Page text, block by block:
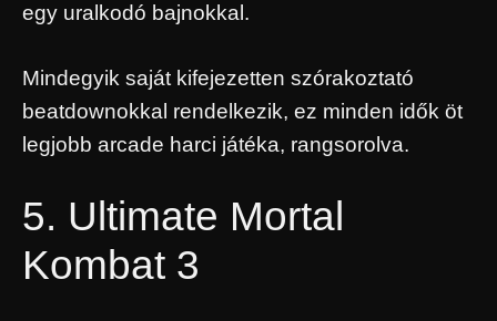
egy uralkodó bajnokkal.
Mindegyik saját kifejezetten szórakoztató
beatdownokkal rendelkezik, ez minden idők öt
legjobb arcade harci játéka, rangsorolva.
5. Ultimate Mortal
Kombat 3